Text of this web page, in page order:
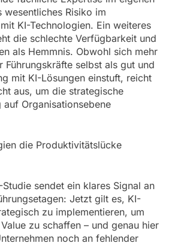
wesentliches Risiko im
KI-Technologien. Ein weiteres
die schlechte Verfügbarkeit und
als Hemmnis. Obwohl sich mehr
Führungskräfte selbst als gut und
mit KI-Lösungen einstuft, reicht
aus, um die strategische
auf Organisationsebene
die Produktivitätslücke
Studie sendet ein klares Signal an
Jetzt gilt es, KI-
zu implementieren, um
zu schaffen – und genau hier
noch an fehlender